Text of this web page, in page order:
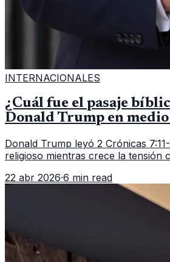
INTERNACIONALES
¿Cuál fue el pasaje
Donald Trump en
Donald Trump leyó 2 Crónicas
religioso mientras crece la tensión
22 abr 2026·6 min read